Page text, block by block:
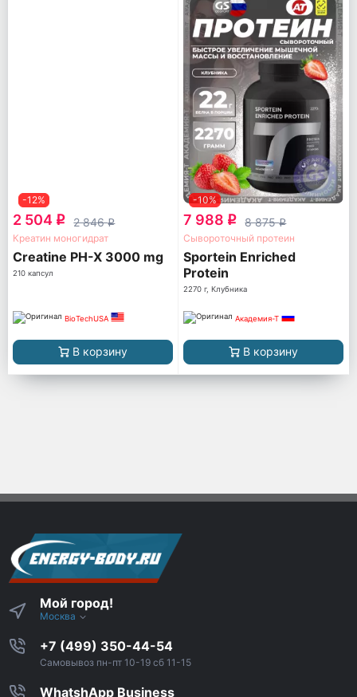
-12%
2 504 q 2 846q
Креатин моногидрат
Creatine PH-X 3000 mg
210 капсул
BioTechUSA
В корзину
-10%
7 988 q 8 875q
Сывороточный протеин
Sportein Enriched
Protein
2270 г, Клубника
Академия-Т
В корзину
Мой город!
Москва
+7 (499) 350-44-54
Самовывоз пн-пт 10-19 сб 11-15
WhatshApp Business